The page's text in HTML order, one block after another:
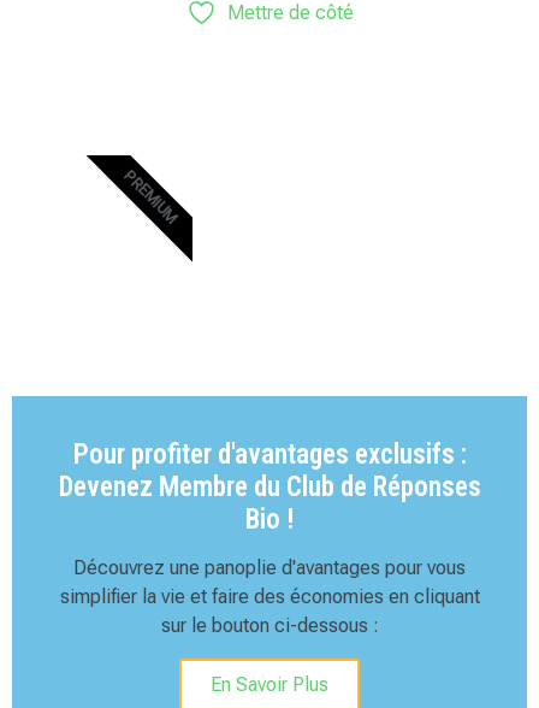
Mettre de côté
Pour profiter d'avantages exclusifs :
Devenez Membre du Club de Réponses
Bio !
Découvrez une panoplie d'avantages pour vous
simplifier la vie et faire des économies en cliquant
sur le bouton ci-dessous :
En Savoir Plus
PREMIUM